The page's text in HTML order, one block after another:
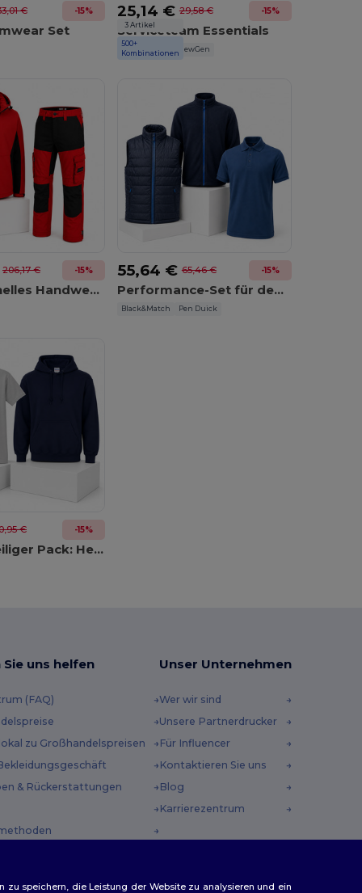
€ -15%
Set
25,14 € 29,58 € -15%
Serviceteam Essentials
Black&Match NewGen
206,17 € -15%
Professionelles Handwerker-Set
3 Artikel
500+
Kombinationen
55,64 € 65,46 € -15%
Performance-Set für den Arbeitsalltag
Black&Match Pen Duick
€ -15%
Gildan 2-teiliger Pack: Heavy Blend Hoodie 18500 + Heavy Cotton T-Shirt 5000
Sie uns helfen
(FAQ)
zu Großhandelspreisen
& Rückerstattungen
Unser Unternehmen
Wer wir sind
Unsere Partnerdrucker
Für Influencer
Kontaktieren Sie uns
Blog
Karrierezentrum
speichern, die Leistung der Website zu analysieren und ein